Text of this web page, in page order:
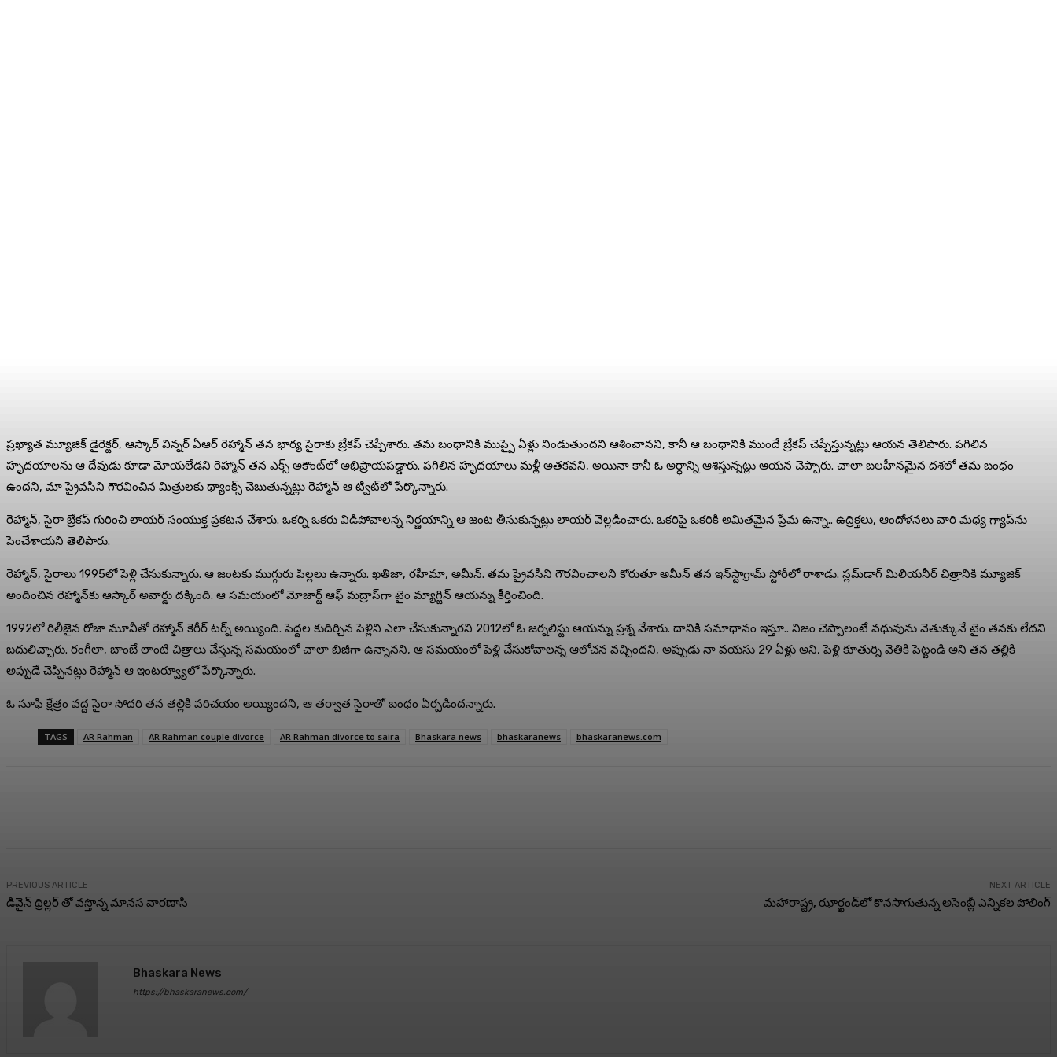
ప్ర‌ఖ్యాత మ్యూజిక్ డైరెక్ట‌ర్‌, ఆస్కార్ విన్న‌ర్ ఏఆర్ రెహ్మాన్‌ త‌న భార్య సైరాకు బ్రేక‌ప్ చెప్పేశారు. త‌మ బంధానికి ముప్పై ఏళ్లు నిండుతుంద‌ని ఆశించాన‌ని, కానీ ఆ బంధానికి ముందే బ్రేక‌ప్ చెప్పేస్తున్న‌ట్లు ఆయ‌న తెలిపారు. ప‌గిలిన
హృద‌యాల‌ను ఆ దేవుడు కూడా మోయ‌లేడ‌ని రెహ్మాన్ త‌న ఎక్స్ అకౌంట్‌లో అభిప్రాయ‌ప‌డ్డారు. ప‌గిలిన హృద‌యాలు మ‌ళ్లీ అత‌క‌వ‌ని, అయినా కానీ ఓ అర్ధాన్ని ఆశిస్తున్న‌ట్లు ఆయ‌న చెప్పారు. చాలా బ‌ల‌హీన‌మైన ద‌శ‌లో త‌మ బంధం
ఉంద‌ని, మా ప్రైవ‌సీని గౌర‌వించిన మిత్రుల‌కు థ్యాంక్స్ చెబుతున్న‌ట్లు రెహ్మాన్ ఆ ట్వీట్‌లో పేర్కొన్నారు.
రెహ్మాన్‌, సైరా బ్రేక‌ప్ గురించి లాయ‌ర్ సంయుక్త ప్ర‌క‌ట‌న చేశారు. ఒక‌ర్ని ఒక‌రు విడిపోవాల‌న్న నిర్ణ‌యాన్ని ఆ జంట తీసుకున్న‌ట్లు లాయ‌ర్ వెల్ల‌డించారు. ఒక‌రిపై ఒక‌రికి అమిత‌మైన ప్రేమ ఉన్నా.. ఉద్రిక్త‌లు, ఆందోళ‌న‌లు వారి మ‌ధ్య గ్యాప్‌ను
పెంచేశాయ‌ని తెలిపారు.
రెహ్మాన్‌, సైరాలు 1995లో పెళ్లి చేసుకున్నారు. ఆ జంట‌కు ముగ్గురు పిల్ల‌లు ఉన్నారు. ఖ‌తిజా, ర‌హీమా, అమీన్‌. త‌మ ప్రైవ‌సీని గౌర‌వించాల‌ని కోరుతూ అమీన్ త‌న ఇన్‌స్టాగ్రామ్ స్టోరీలో రాశాడు. స్ల‌మ్‌డాగ్ మిలియ‌నీర్ చిత్రానికి మ్యూజిక్
అందించిన రెహ్మాన్‌కు ఆస్కార్ అవార్డు ద‌క్కింది. ఆ స‌మ‌యంలో మోజార్ట్ ఆఫ్ మ‌ద్రాస్‌గా టైం మ్యాగ్జిన్ ఆయ‌న్ను కీర్తించింది.
1992లో రిలీజైన రోజా మూవీతో రెహ్మాన్ కెరీర్ ట‌ర్న్ అయ్యింది. పెద్ద‌ల కుదిర్చిన పెళ్లిని ఎలా చేసుకున్నార‌ని 2012లో ఓ జ‌ర్న‌లిస్టు ఆయ‌న్ను ప్ర‌శ్న వేశారు. దానికి స‌మాధానం ఇస్తూ.. నిజం చెప్పాలంటే వ‌ధువును వెతుక్కునే టైం త‌న‌కు లేద‌ని
బదులిచ్చారు. రంగీలా, బాంబే లాంటి చిత్రాలు చేస్తున్న స‌మ‌యంలో చాలా బిజీగా ఉన్నాన‌ని, ఆ స‌మ‌యంలో పెళ్లి చేసుకోవాల‌న్న ఆలోచ‌న వ‌చ్చింద‌ని, అప్పుడు నా వ‌యసు 29 ఏళ్లు అని, పెళ్లి కూతుర్ని వెతికి పెట్టండి అని త‌న త‌ల్లికి
అప్పుడే చెప్పిన‌ట్లు రెహ్మాన్ ఆ ఇంట‌ర్వ్యూలో పేర్కొన్నారు.
ఓ సూఫీ క్షేత్రం వ‌ద్ద సైరా సోద‌రి త‌న త‌ల్లికి ప‌రిచ‌యం అయ్యింద‌ని, ఆ త‌ర్వాత సైరాతో బంధం ఏర్ప‌డింద‌న్నారు.
TAGS AR Rahman AR Rahman couple divorce AR Rahman divorce to saira Bhaskara news bhaskaranews bhaskaranews.com
PREVIOUS ARTICLE
డివైన్ థ్రిల్లర్ తో వస్తొన్న మానస వారణాసి
NEXT ARTICLE
మహారాష్ట్ర, ఝార్ఖండ్‌లో కొనసాగుతున్న అసెంబ్లీ ఎన్నికల పోలింగ్‌
Bhaskara News
https://bhaskaranews.com/